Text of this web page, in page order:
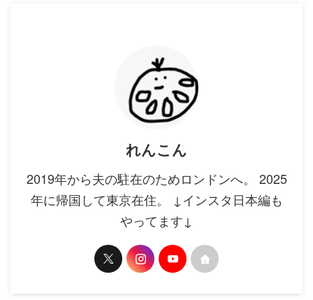
れんこん
2019年から夫の駐在のためロンドンへ。 2025
年に帰国して東京在住。 ↓インスタ日本編も
やってます↓